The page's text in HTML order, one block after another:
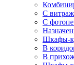
С
С
Шкафы-
В
В